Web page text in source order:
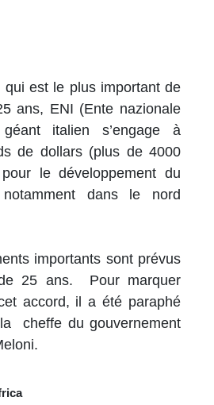
qui est le plus important de
ans, ENI (Ente nazionale
italien s’engage à
de dollars (plus de 4000
le développement du
dans le nord
importants sont prévus
25 ans. Pour marquer
accord, il a été paraphé
cheffe du gouvernement